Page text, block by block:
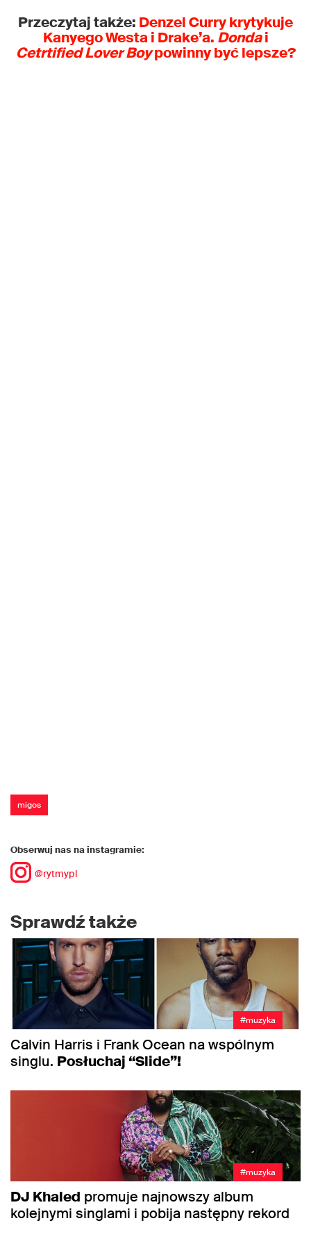
Przeczytaj także: Denzel Curry krytykuje
Kanyego Westa i Drake’a. Dondai
Cetrtified Lover Boypowinny być lepsze?
migos
Obserwuj nas na instagramie:
@rytmypl
Sprawdź także
#muzyka
Calvin Harris i Frank Ocean na wspólnym
singlu. Posłuchaj “Slide”!
#muzyka
DJ Khaled promuje najnowszy album
kolejnymi singlami i pobija następny rekord